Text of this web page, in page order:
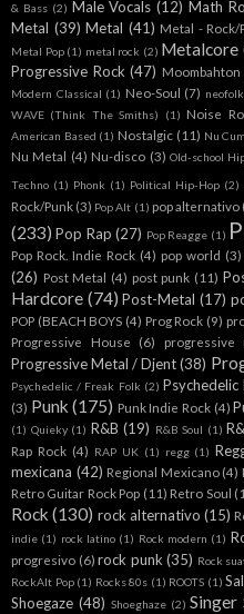
& Bass (2) Male Vocals (12) Math
Metal (39) Metal (41) Metal - Rock/
Metal Pop (1) metal rock (2) Metalcore
Progressive Rock (47) Moombahton
Modern Classical (1) Neo-Soul (7) neofolk
WAVE (Think The Smiths)
(1) Noise
American Based (1) Nostalgic (11) Nu
Nu Metal (4) Nu-disco (3) Old-school
Techno (1) Phonk (1) Political Hip-Hop (2)
Rock/Punk (3) Pop Alt (1) pop alternativo
(233) Pop Rap (27) Pop Reagge (1)
Pop Rock. Indie Rock (4) pop world (3)
(26) Post Metal (4) post punk (11)
Hardcore (74) Post-Metal (17)
POP (BEACH BOYS (4) Prog Rock (9)
Progressive House (6) progressive
Progressive Metal / Djent (38)
Psychedelic / Freak Folk (2) Psychedelic
(3) Punk (175) Punk Indie Rock (4)
(1) Quieky (1) R&B (19) R&B Soul (1)
Rap Rock (4) RAP UK (1) regg (1)
mexicana (42) Regional Mexicano (4)
Retro Guitar Rock Pop (11) Retro Soul
Rock (130) rock alternativo (15)
indie (1) rock latino (1) Rock modern (1)
progresivo (6) rock punk (35) Rock
RockAlt Pop (1) Rocks 80s (1) ROOTS (1)
Shoegaze (48) Shoeghaze (2)